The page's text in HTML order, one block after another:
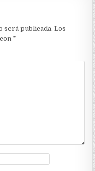
será publicada. Los
*